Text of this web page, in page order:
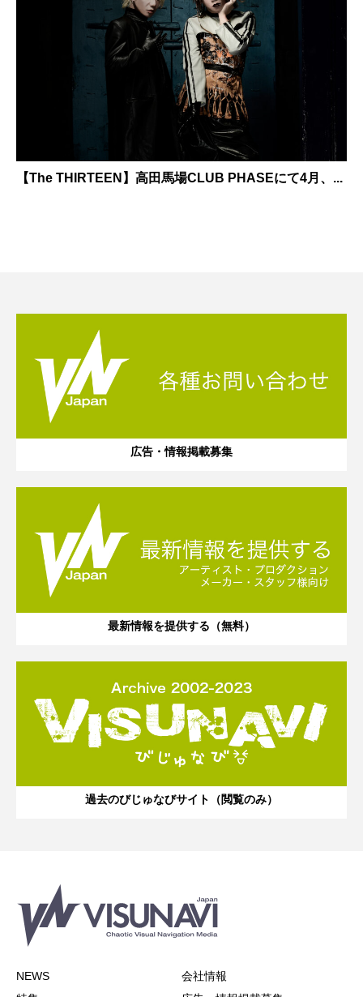
【The THIRTEEN】高田馬場CLUB PHASEにて4月、...
広告・情報掲載募集
最新情報を提供する（無料）
過去のびじゅなびサイト（閲覧のみ）
NEWS
会社情報